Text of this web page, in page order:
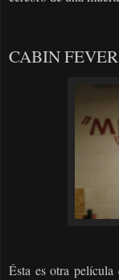
CABIN
Ésta es otra película